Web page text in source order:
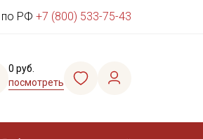
по РФ +7 (800) 533-75-43
0 руб.
посмотреть